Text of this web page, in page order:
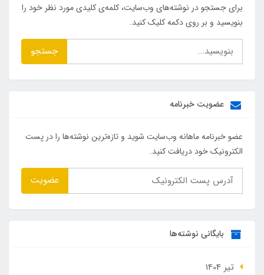
برای جستجو در نوشته‌های وب‌سایت، کلمه‌ی کلیدی مورد نظر خود را
بنویسید و بر روی دکمه کلیک کنید.
جستجو
عضویت خبرنامه
عضو خبرنامه ماهانه وب‌سایت شوید و تازه‌ترین نوشته‌ها را در پست
الکترونیک خود دریافت کنید.
عضویت
بایگانی نوشته‌ها
تير 1404